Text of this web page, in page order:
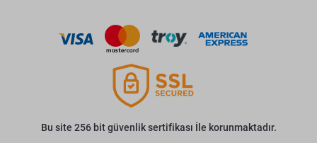
Bu site 256 bit güvenlik sertifikası İle korunmaktadır.